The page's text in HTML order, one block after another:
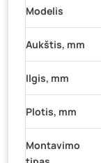
Modelis
Aukštis, mm
Ilgis, mm
Plotis, mm
Montavimo